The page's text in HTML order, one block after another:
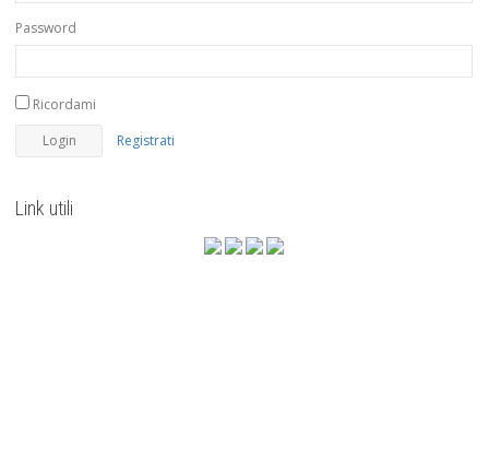
Password
Ricordami
Registrati
Link utili